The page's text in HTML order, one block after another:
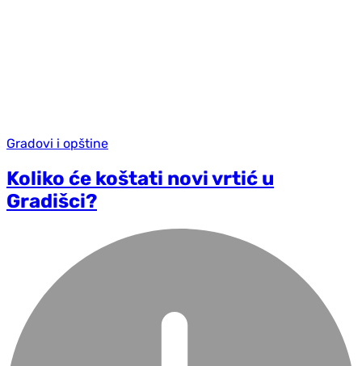
Gradovi i opštine
Koliko će koštati novi vrtić u
Gradišci?